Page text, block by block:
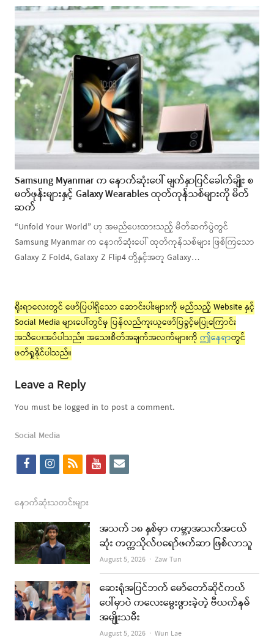
Samsung Myanmar က နောက်ဆုံးပေါ် မျက်နှာပြင်ခေါက်ချိုး စ
မတ်ဖုန်းများနှင့် Galaxy Wearables ထုတ်ကုန်သစ်များကို မိတ်
ဆက်
“Unfold Your World” ဟု အမည်ပေးထားသည့် မိတ်ဆက်ပွဲတွင်
Samsung Myanmar က နောက်ဆုံးပေါ် ထုတ်ကုန်သစ်များ ဖြစ်ကြသော
Galaxy Z Fold4, Galaxy Z Flip4 တို့နှင့်အတူ Galaxy…
ရိုးရာလေးတွင် ဖော်ပြပါရှိသော ဆောင်းပါးများကို မည်သည့် Website နှင့်
Social Media များပေါ်တွင်မှ ပြန်လည်ကူးယူဖော်ပြခွင့်မပြုကြောင်း
အသိပေးအပ်ပါသည်။ အသေးစိတ်အချက်အလက်များကို ဤနေရာတွင်
ဖတ်ရှုနိုင်ပါသည်။
Leave a Reply
You must be logged in to post a comment.
Social Media
f
c
e
b
o
o
k
i
s
t
a
g
r
a
m
r
s
y
t
u
b
e
e
i
l
နောက်ဆုံးသတင်းများ
အသက် ၁၈ နှစ်မှာ ကမ္ဘာ့အသက်အငယ်
ဆုံး တက္ကသိုလ်ပရော်ဖက်ဆာ ဖြစ်လာသူ
August 5, 2026 Author
Zaw Tun
ဆေးရုံအပြင်ဘက် မော်တော်ဆိုင်ကယ်
ပေါ်မှာပဲ ကလေးမွေးဖွားခဲ့တဲ့ ဗီယက်နမ်
အမျိုးသမီး
August 5, 2026 Author
Wun Lae